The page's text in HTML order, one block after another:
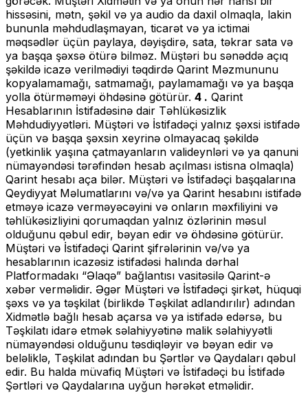
hissəsini, mətn, şəkil və ya audio da daxil olmaqla, lakin
bununla məhdudlaşmayan, ticarət və ya ictimai
məqsədlər üçün paylaya, dəyişdirə, sata, təkrar sata və
ya başqa şəxsə ötürə bilməz. Müştəri bu sənəddə açıq
şəkildə icazə verilmədiyi təqdirdə Qarint Məzmununu
kopyalamamağı, satmamağı, paylamamağı və ya başqa
yolla ötürməməyi öhdəsinə götürür. 4 . Qarint
Hesablarının İstifadəsinə dair Təhlükəsizlik
Məhdudiyyətləri. Müştəri və İstifadəçi yalnız şəxsi istifadə
üçün və başqa şəxsin xeyrinə olmayacaq şəkildə
(yetkinlik yaşına çatmayanların valideynləri və ya qanuni
nümayəndəsi tərəfindən hesab açılması istisna olmaqla)
Qarint hesabı aça bilər. Müştəri və İstifadəçi başqalarına
Qeydiyyat Məlumatlarını və/və ya Qarint hesabını istifadə
etməyə icazə verməyəcəyini və onların məxfiliyini və
təhlükəsizliyini qorumaqdan yalnız özlərinin məsul
olduğunu qəbul edir, bəyan edir və öhdəsinə götürür.
Müştəri və İstifadəçi Qarint şifrələrinin və/və ya
hesablarının icazəsiz istifadəsi halında dərhal
Platformadakı “Əlaqə” bağlantısı vasitəsilə Qarint-ə
xəbər verməlidir. Əgər Müştəri və İstifadəçi şirkət, hüquqi
şəxs və ya təşkilat (birlikdə Təşkilat adlandırılır) adından
Xidmətlə bağlı hesab açarsa və ya istifadə edərsə, bu
Təşkilatı idarə etmək səlahiyyətinə malik səlahiyyətli
nümayəndəsi olduğunu təsdiqləyir və bəyan edir və
beləliklə, Təşkilat adından bu Şərtlər və Qaydaları qəbul
edir. Bu halda müvafiq Müştəri və İstifadəçi bu İstifadə
Şərtləri və Qaydalarına uyğun hərəkət etməlidir.